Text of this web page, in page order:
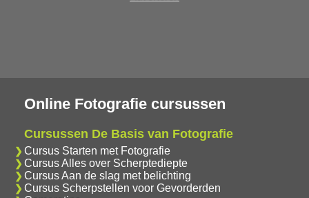
Online Fotografie cursussen
Cursussen De Basis van Fotografie
Cursus Starten met Fotografie
Cursus Alles over Scherptediepte
Cursus Aan de slag met belichting
Cursus Scherpstellen voor Gevorderden